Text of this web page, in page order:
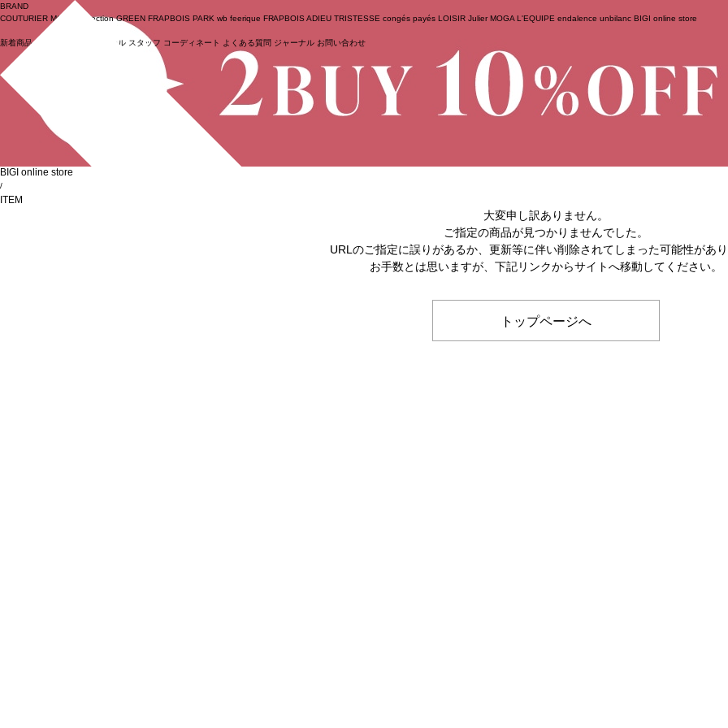
ログイン
BRAND
COUTURIER MOGA Collection GREEN FRAPBOIS PARK wb feerique FRAPBOIS ADIEU TRISTESSE congés payés LOISIR Julier MOGA L'EQUIPE endalence unbilanc BIGI online store
新着商品 (ライブ) セール スタッフ コーディネート よくある質問 ジャーナル お問い合わせ
BIGI online store
/
ITEM
大変申し訳ありません。
ご指定の商品が見つかりませんでした。
URLのご指定に誤りがあるか、更新等に伴い削除されてしまった可能性があ
お手数とは思いますが、下記リンクからサイトへ移動してください。
トップページへ